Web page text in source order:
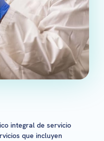
integral de servicio
que incluyen